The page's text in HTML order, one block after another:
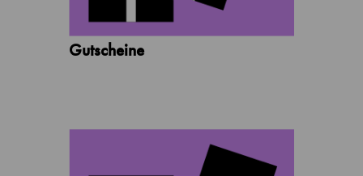
Gutscheine